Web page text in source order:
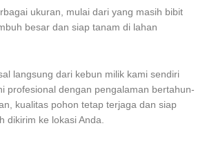
ukuran, mulai dari yang masih bibit
besar dan siap tanam di lahan
langsung dari kebun milik kami sendiri
profesional dengan pengalaman bertahun-
kualitas pohon tetap terjaga dan siap
dikirim ke lokasi Anda.